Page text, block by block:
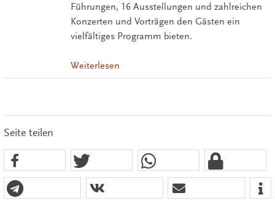
Führungen, 16 Ausstellungen und zahlreichen
Konzerten und Vorträgen den Gästen ein
vielfältiges Programm bieten.
Weiterlesen
Seite teilen